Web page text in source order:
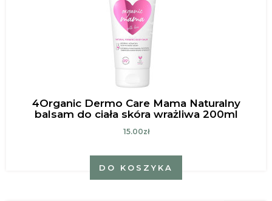
4Organic Dermo Care Mama Naturalny
balsam do ciała skóra wrażliwa 200ml
15.00zł
DO KOSZYKA